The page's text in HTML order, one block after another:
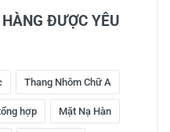
ĐƯỢC YÊU
Thang Nhôm Chữ A
hợp Mặt Nạ Hàn